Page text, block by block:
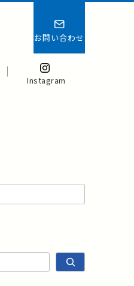
お問い合わせ
Instagram